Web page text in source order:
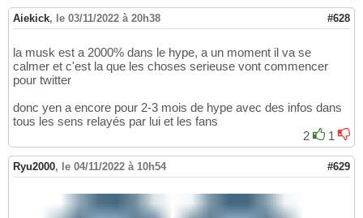
Aiekick, le 03/11/2022 à 20h38 #628
la musk est a 2000% dans le hype, a un moment il va se
calmer et c'est la que les choses serieuse vont commencer
pour twitter
donc yen a encore pour 2-3 mois de hype avec des infos dans
tous les sens relayés par lui et les fans
2
1
Ryu2000, le 04/11/2022 à 10h54 #629